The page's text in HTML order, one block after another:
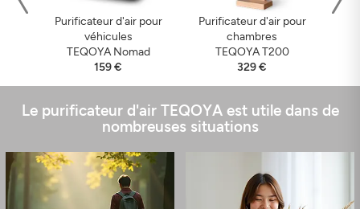
Purificateur d'air pour
véhicules
TEQOYA Nomad
159 €
Purificateur d'air pour
chambres
TEQOYA T200
329 €
Le purificateur d'air TEQOYA est utile dans de
nombreuses situations